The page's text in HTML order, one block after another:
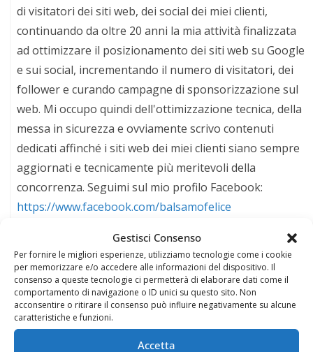
Gestisci Consenso
Per fornire le migliori esperienze, utilizziamo tecnologie come i cookie
per memorizzare e/o accedere alle informazioni del dispositivo. Il
consenso a queste tecnologie ci permetterà di elaborare dati come il
comportamento di navigazione o ID unici su questo sito. Non
acconsentire o ritirare il consenso può influire negativamente su alcune
caratteristiche e funzioni.
Accetta
di visitatori dei siti web, dei social dei miei clienti,
continuando da oltre 20 anni la mia attività finalizzata
ad ottimizzare il posizionamento dei siti web su Google
e sui social, incrementando il numero di visitatori, dei
follower e curando campagne di sponsorizzazione sul
web. Mi occupo quindi dell'ottimizzazione tecnica, della
messa in sicurezza e ovviamente scrivo contenuti
dedicati affinché i siti web dei miei clienti siano sempre
aggiornati e tecnicamente più meritevoli della
concorrenza. Seguimi sul mio profilo Facebook:
https://www.facebook.com/balsamofelice
6 pensieri riguardo “Il formato HD
Ready o Full HD (High Definition)”